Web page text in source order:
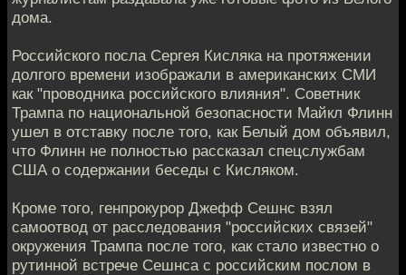
дома.
Российского посла Сергея Кисляка на протяжении
долгого времени изображали в американских СМИ
как "проводника российского влияния". Советник
Трампа по национальной безопасности Майкл Флинн
ушел в отставку после того, как Белый дом объявил,
что Флинн не полностью рассказал спецслужбам
США о содержании беседы с Кисляком.
Кроме того, генпрокурор Джефф Сешнс взял
самоотвод от расследования "российских связей"
окружения Трампа после того, как стало известно о
рутинной встрече Сешнса с российским послом в